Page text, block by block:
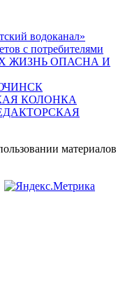
водоканал»
с потребителями
ЖИЗНЬ ОПАСНА И
КОЛОНКА
материалов